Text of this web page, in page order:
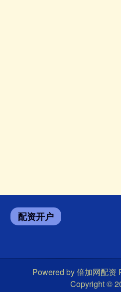
配资开户
Powered by倍加网配资
Copyright©